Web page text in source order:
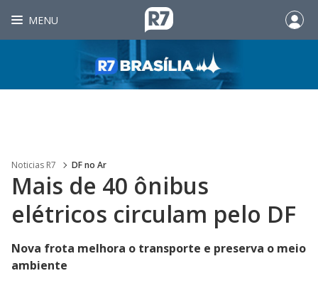
MENU
Noticias R7 DF no Ar
Mais de 40 ônibus
elétricos circulam pelo DF
Nova frota melhora o transporte e preserva o meio
ambiente